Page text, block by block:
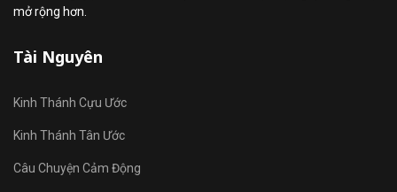
mở rộng hơn.
Tài Nguyên
Kinh Thánh Cựu Ước
Kinh Thánh Tân Ước
Câu Chuyện Cảm Động